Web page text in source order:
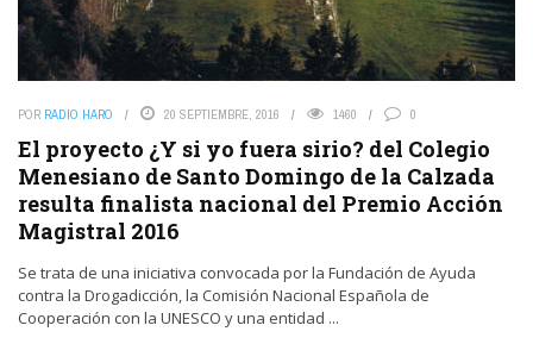
POR RADIO HARO 20 SEPTIEMBRE, 2016 1460 0
El proyecto ¿Y si yo fuera sirio? del Colegio
Menesiano de Santo Domingo de la Calzada
resulta finalista nacional del Premio Acción
Magistral 2016
Se trata de una iniciativa convocada por la Fundación de Ayuda
contra la Drogadicción, la Comisión Nacional Española de
Cooperación con la UNESCO y una entidad ...